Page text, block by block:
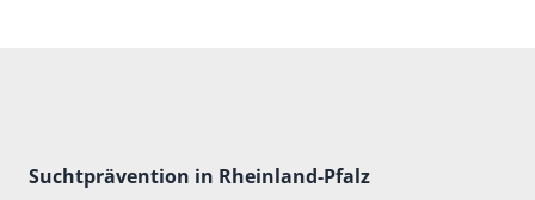
Suchtprävention in Rheinland-Pfalz